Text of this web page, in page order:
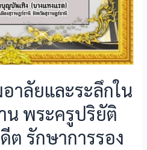
าลัยและระลึกใน
พระครูปริยัติ
ต รักษาการรอง